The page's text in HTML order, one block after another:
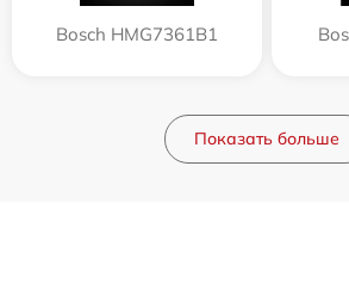
Bosch HMG7361B1
Показать больше